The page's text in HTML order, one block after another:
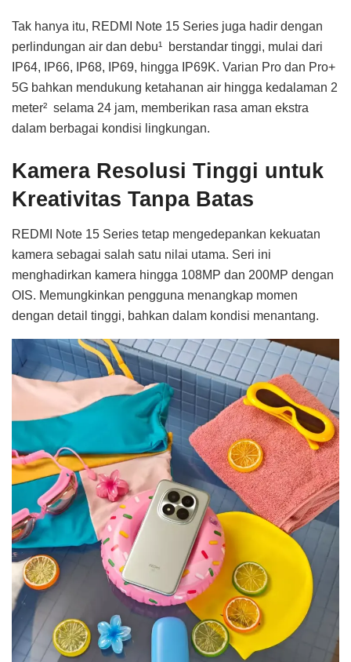
Tak hanya itu, REDMI Note 15 Series juga hadir dengan
perlindungan air dan debu¹ berstandar tinggi, mulai dari
IP64, IP66, IP68, IP69, hingga IP69K. Varian Pro dan Pro+
5G bahkan mendukung ketahanan air hingga kedalaman 2
meter² selama 24 jam, memberikan rasa aman ekstra
dalam berbagai kondisi lingkungan.
Kamera Resolusi Tinggi untuk
Kreativitas Tanpa Batas
REDMI Note 15 Series tetap mengedepankan kekuatan
kamera sebagai salah satu nilai utama. Seri ini
menghadirkan kamera hingga 108MP dan 200MP dengan
OIS. Memungkinkan pengguna menangkap momen
dengan detail tinggi, bahkan dalam kondisi menantang.